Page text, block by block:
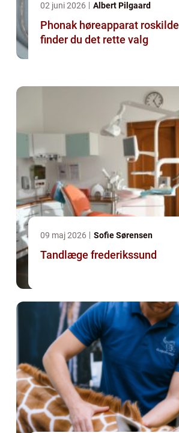
02 juni 2026 Albert Pilgaard
Phonak høreapparat roskilde sådan
finder du det rette valg
09 maj 2026 Sofie Sørensen
Tandlæge frederikssund